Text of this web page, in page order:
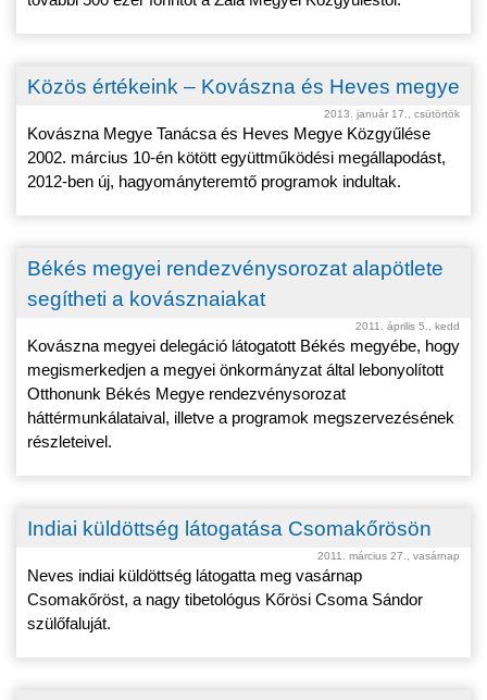
Közös értékeink – Kovászna és Heves megye
2013. január 17., csütörtök
Kovászna Megye Tanácsa és Heves Megye Közgyűlése
2002. március 10-én kötött együttműködési megállapodást,
2012-ben új, hagyományteremtő programok indultak.
Békés megyei rendezvénysorozat alapötlete
segítheti a kovásznaiakat
2011. április 5., kedd
Kovászna megyei delegáció látogatott Békés megyébe, hogy
megismerkedjen a megyei önkormányzat által lebonyolított
Otthonunk Békés Megye rendezvénysorozat
háttérmunkálataival, illetve a programok megszervezésének
részleteivel.
Indiai küldöttség látogatása Csomakőrösön
2011. március 27., vasárnap
Neves indiai küldöttség látogatta meg vasárnap
Csomakőröst, a nagy tibetológus Kőrösi Csoma Sándor
szülőfaluját.